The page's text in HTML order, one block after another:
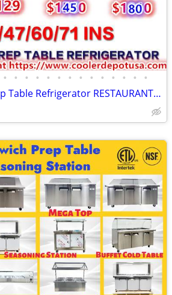
• • • • • • • • • • • • • •
Salad Sandwich Prep Table Refrigerator RESTAURANT EQUIPMENT